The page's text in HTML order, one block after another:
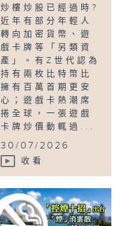
炒樓炒股已經過時?
近年有部分年輕人
轉向加密貨幣、遊
戲卡牌等「另類資
產」。有Z世代認為
持有兩枚比特幣比
擁有百萬首期更安
心；遊戲卡熱潮席
捲全球，一張遊戲
卡牌炒價動輒過...
30/07/2026
收看